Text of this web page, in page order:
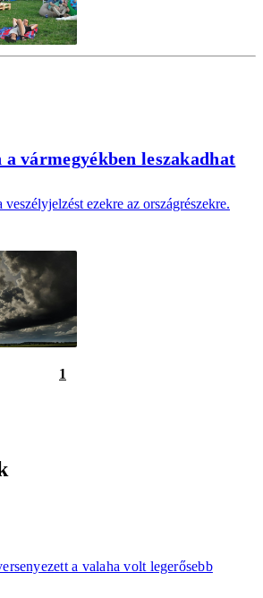
a vármegyékben leszakadhat
ezekre az országrészekre.
1
a valaha volt legerősebb